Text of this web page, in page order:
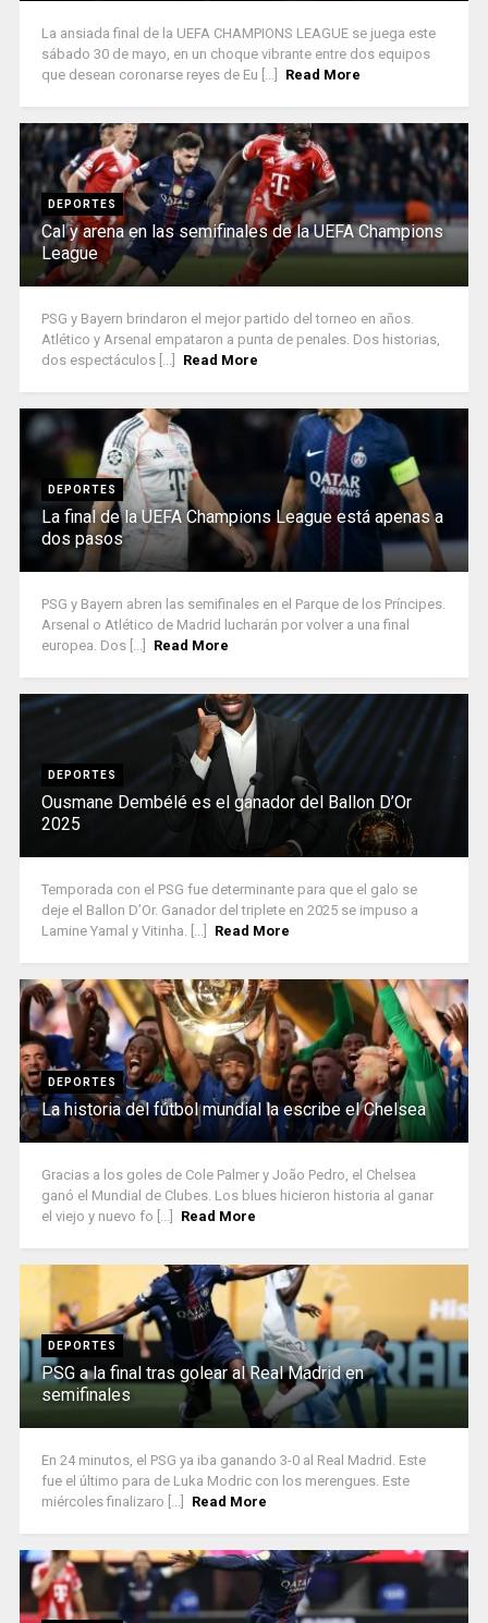
La ansiada final de la UEFA CHAMPIONS LEAGUE se juega este
sábado 30 de mayo, en un choque vibrante entre dos equipos
que desean coronarse reyes de Eu [...]
Read More
DEPORTES
Cal y arena en las semifinales de la UEFA Champions
League
PSG y Bayern brindaron el mejor partido del torneo en años.
Atlético y Arsenal empataron a punta de penales. Dos historias,
dos espectáculos [...]
Read More
DEPORTES
La final de la UEFA Champions League está apenas a
dos pasos
PSG y Bayern abren las semifinales en el Parque de los Príncipes.
Arsenal o Atlético de Madrid lucharán por volver a una final
europea. Dos [...]
Read More
DEPORTES
Ousmane Dembélé es el ganador del Ballon D’Or
2025
Temporada con el PSG fue determinante para que el galo se
deje el Ballon D’Or. Ganador del triplete en 2025 se impuso a
Lamine Yamal y Vitinha. [...]
Read More
DEPORTES
La historia del fútbol mundial la escribe el Chelsea
Gracias a los goles de Cole Palmer y João Pedro, el Chelsea
ganó el Mundial de Clubes. Los blues hicieron historia al ganar
el viejo y nuevo fo [...]
Read More
DEPORTES
PSG a la final tras golear al Real Madrid en
semifinales
En 24 minutos, el PSG ya iba ganando 3-0 al Real Madrid. Este
fue el último para de Luka Modric con los merengues. Este
miércoles finalizaro [...]
Read More